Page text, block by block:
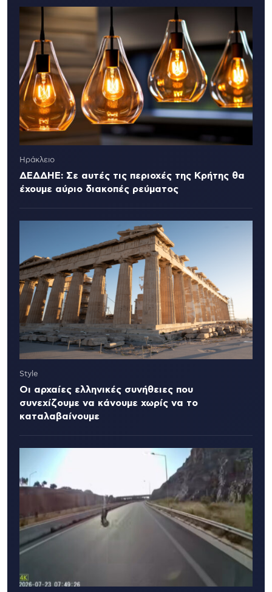
Ηράκλειο
ΔΕΔΔΗΕ: Σε αυτές τις περιοχές της Κρήτης θα
έχουμε αύριο διακοπές ρεύματος
Style
Οι αρχαίες ελληνικές συνήθειες που
συνεχίζουμε να κάνουμε χωρίς να το
καταλαβαίνουμε